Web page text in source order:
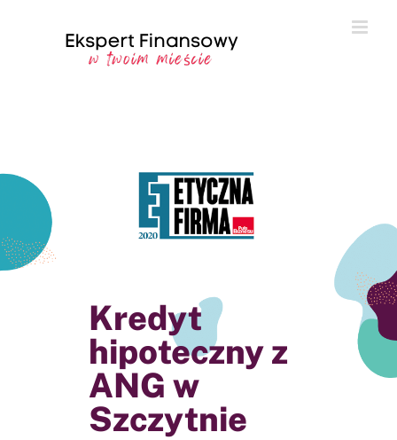
Kredyt
hipoteczny z
ANG w
Szczytnie